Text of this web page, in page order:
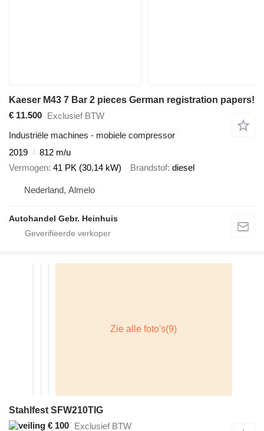
Kaeser M43 7 Bar 2 pieces German registration papers!
€ 11.500 Exclusief BTW
Industriële machines - mobiele compressor
2019
812 m/u
Vermogen 41 PK (30.14 kW) Brandstof diesel
Nederland, Almelo
Autohandel Gebr. Heinhuis
Stahlfest SFW210TIG
€ 100 Exclusief BTW